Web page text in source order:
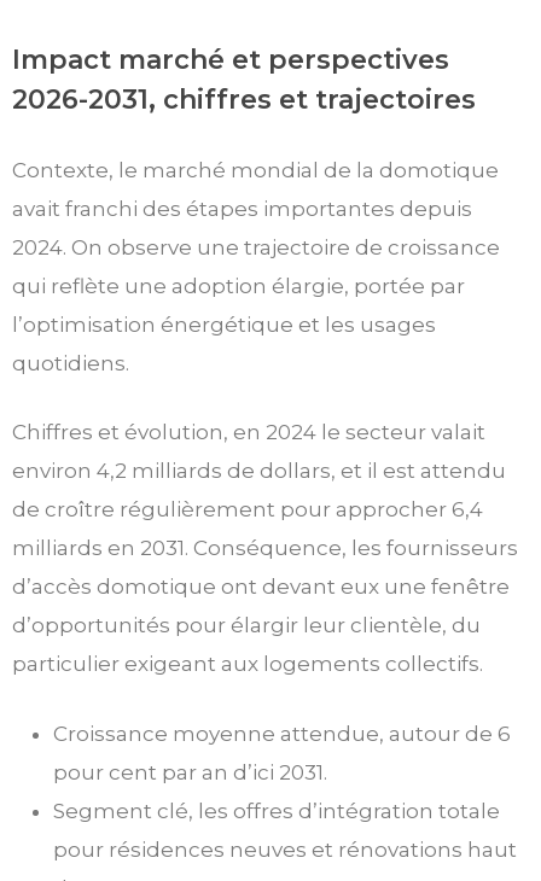
Impact marché et perspectives
2026-2031, chiffres et trajectoires
Contexte, le marché mondial de la domotique
avait franchi des étapes importantes depuis
2024. On observe une trajectoire de croissance
qui reflète une adoption élargie, portée par
l’optimisation énergétique et les usages
quotidiens.
Chiffres et évolution, en 2024 le secteur valait
environ 4,2 milliards de dollars, et il est attendu
de croître régulièrement pour approcher 6,4
milliards en 2031. Conséquence, les fournisseurs
d’accès domotique ont devant eux une fenêtre
d’opportunités pour élargir leur clientèle, du
particulier exigeant aux logements collectifs.
Croissance moyenne attendue, autour de 6
pour cent par an d’ici 2031.
Segment clé, les offres d’intégration totale
pour résidences neuves et rénovations haut